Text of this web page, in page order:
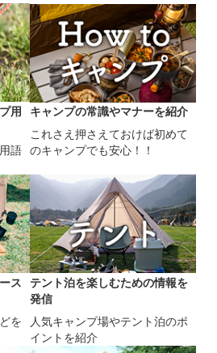
用
語
キャンプの常識やマナーを紹介
これさえ押さえておけば初めて
のキャンプでも安心！！
ス
を
テント泊を楽しむための情報を
発信
人気キャンプ場やテント泊のポ
イントを紹介